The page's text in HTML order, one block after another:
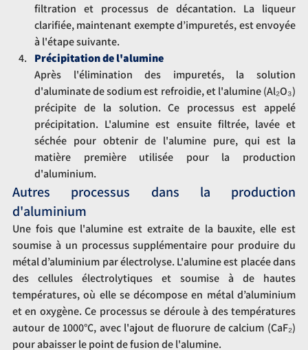
filtration et processus de décantation. La liqueur
clarifiée, maintenant exempte d’impuretés, est envoyée
à l'étape suivante.
Précipitation de l'alumine
Après l'élimination des impuretés, la solution
d'aluminate de sodium est refroidie, et l'alumine (Al₂O₃)
précipite de la solution. Ce processus est appelé
précipitation. L'alumine est ensuite filtrée, lavée et
séchée pour obtenir de l'alumine pure, qui est la
matière première utilisée pour la production
d'aluminium.
Autres processus dans la production
d'aluminium
Une fois que l'alumine est extraite de la bauxite, elle est
soumise à un processus supplémentaire pour produire du
métal d’aluminium par électrolyse. L'alumine est placée dans
des cellules électrolytiques et soumise à de hautes
températures, où elle se décompose en métal d’aluminium
et en oxygène. Ce processus se déroule à des températures
autour de 1000°C, avec l'ajout de fluorure de calcium (CaF₂)
pour abaisser le point de fusion de l'alumine.